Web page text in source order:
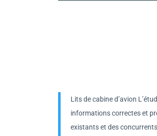
Lits de cabine d’avion
informations correctes et
existants et des